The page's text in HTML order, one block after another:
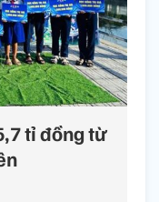
tỉ đồng từ